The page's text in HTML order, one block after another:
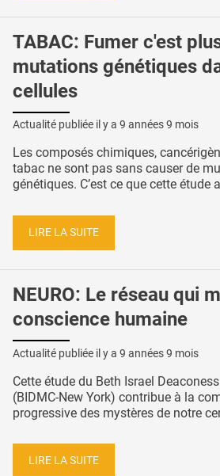
TABAC: Fumer c'est
mutations génétiques
cellules
Actualité publiée il y a 9 années 9 mois
Les composés chimiques,
tabac ne sont pas sans causer de
génétiques. C’est ce que cette étude
LIRE LA SUITE
NEURO: Le réseau qui
conscience humaine
Actualité publiée il y a 9 années 9 mois
Cette étude du Beth Israel
(BIDMC-New York) contribue à la
progressive des mystères de notre
LIRE LA SUITE